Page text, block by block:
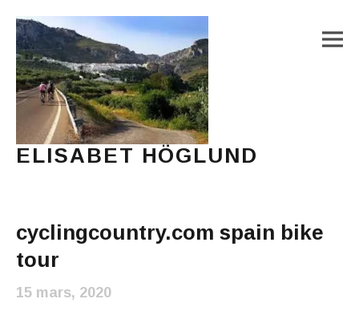
ELISABET HÖGLUND
cyclingcountry.com spain bike
tour
15 mars, 2020